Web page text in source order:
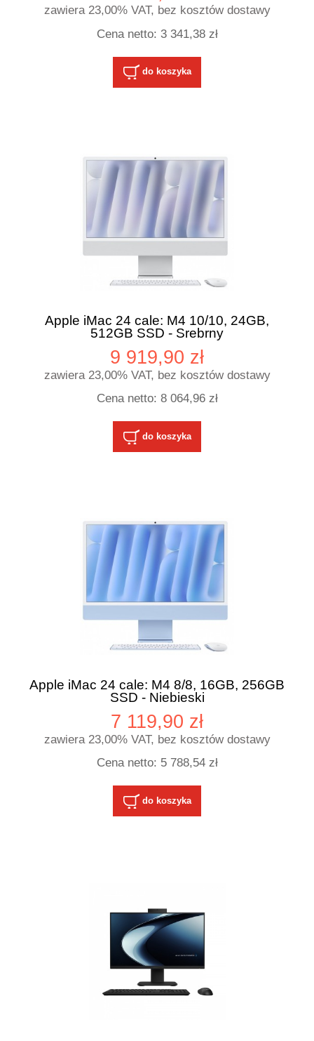
zawiera 23,00% VAT, bez kosztów dostawy
Cena netto: 3 341,38 zł
do koszyka
Apple iMac 24 cale: M4 10/10, 24GB,
512GB SSD - Srebrny
9 919,90 zł
zawiera 23,00% VAT, bez kosztów dostawy
Cena netto: 8 064,96 zł
do koszyka
Apple iMac 24 cale: M4 8/8, 16GB, 256GB
SSD - Niebieski
7 119,90 zł
zawiera 23,00% VAT, bez kosztów dostawy
Cena netto: 5 788,54 zł
do koszyka